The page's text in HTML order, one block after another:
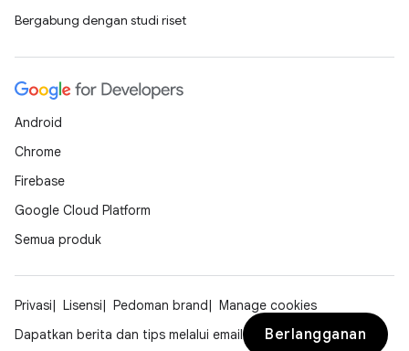
Bergabung dengan studi riset
Android
Chrome
Firebase
Google Cloud Platform
Semua produk
Privasi Lisensi Pedoman brand
Manage cookies
Dapatkan berita dan tips melalui email
Berlangganan